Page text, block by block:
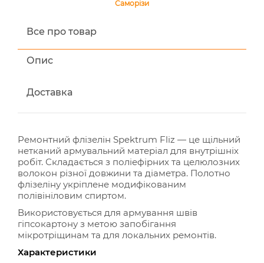
Саморізи
Все про товар
Опис
Доставка
Ремонтний флізелін Spektrum Fliz — це щільний
нетканий армувальний матеріал для внутрішніх
робіт. Складається з поліефірних та целюлозних
волокон різної довжини та діаметра. Полотно
флізеліну укріплене модифікованим
полівініловим спиртом.
Використовується для армування швів
гіпсокартону з метою запобігання
мікротріщинам та для локальних ремонтів.
Характеристики